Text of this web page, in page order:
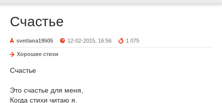
Счастье
svetlana19505 12-02-2015, 16:56 1 075
Хорошие стихи
Счастье
Это счастье для меня,
Когда стихи читаю я.